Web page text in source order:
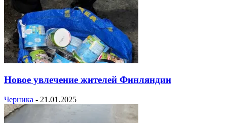
Новое увлечение жителей Финляндии
Черника - 21.01.2025